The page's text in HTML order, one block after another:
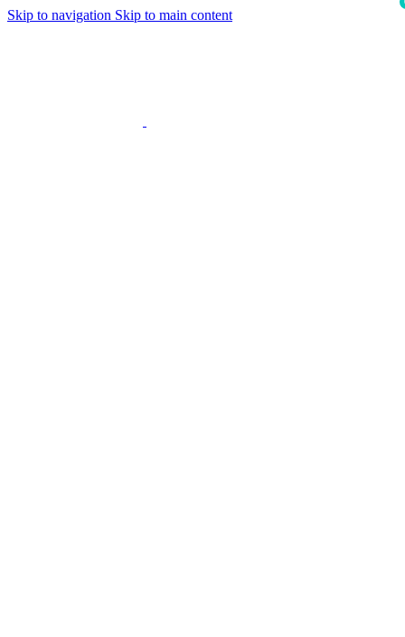
Skip to navigation Skip to main content